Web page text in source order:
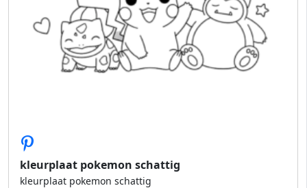
kleurplaat pokemon schattig
kleurplaat pokemon schattig